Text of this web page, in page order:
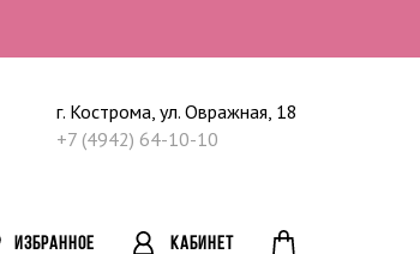
г. Кострома, ул. Овражная, 18
+7 (4942) 64-10-10
ИЗБРАННОЕ КАБИНЕТ